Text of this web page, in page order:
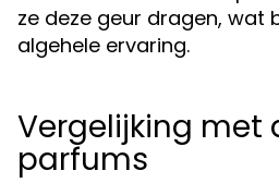
ze deze geur dragen, wat
algehele ervaring.
Vergelijking met
parfums